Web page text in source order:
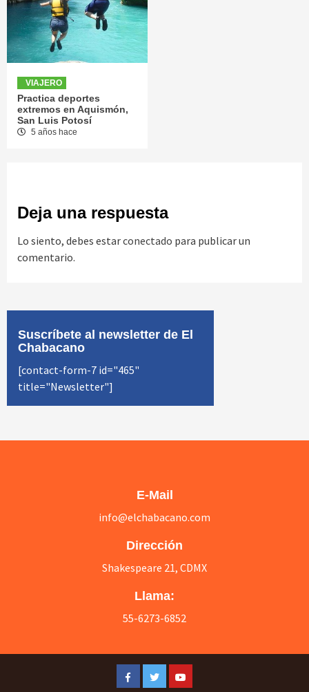
VIAJERO
Practica deportes
extremos en Aquismón,
San Luis Potosí
5 años hace
Deja una respuesta
Lo siento, debes estarconectado para publicar un
comentario.
Suscríbete al newsletter de El
Chabacano
[contact-form-7 id="465"
title="Newsletter"]
E-Mail
info@elchabacano.com
Dirección
Shakespeare 21, CDMX
Llama:
55-6273-6852
FacebookTwitterYoutube